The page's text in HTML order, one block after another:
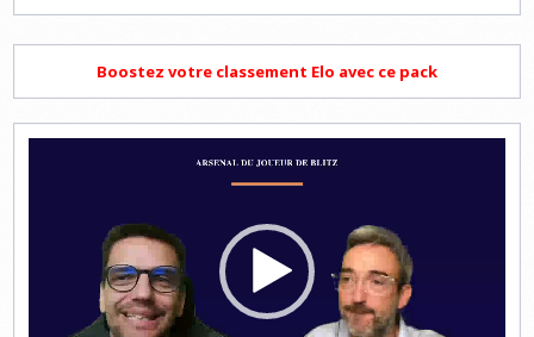
Boostez votre classement Elo avec ce pack